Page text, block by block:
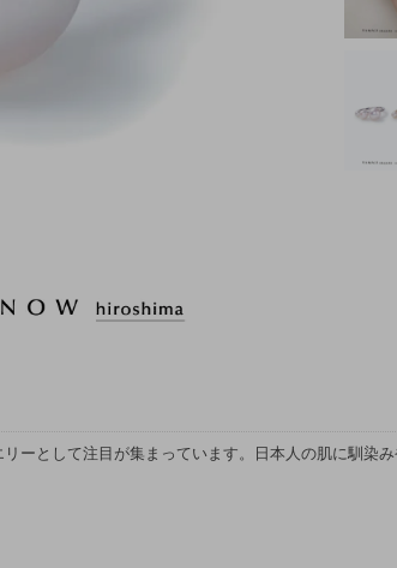
ーとして注目が集まっています。日本人の肌に馴染